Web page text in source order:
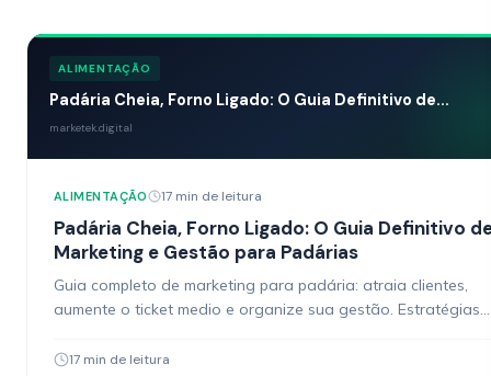
ALIMENTAÇÃO
Padária Cheia, Forno Ligado: O Guia Definitivo de...
marketek.digital
ALIMENTAÇÃO 17 min de leitura
Padária Cheia, Forno Ligado: O Guia Definitivo
Marketing e Gestão para Padárias
Guia completo de marketing para padária: atraia clientes,
aumente o ticket medio e organize sua gestão. Estratégias
17 min de leitura